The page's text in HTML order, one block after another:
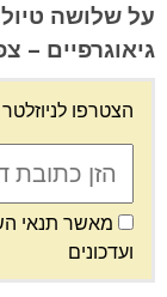
על שלושה
גיאוגרפיים –
הצטרפו
מאשר תנאי
ועדכונים